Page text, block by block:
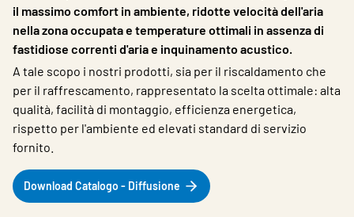
Strumenti
Contatti
Media
Lavora con noi
Choose languge
Italy
il massimo comfort in ambiente, ridotte velocità dell'aria
nella zona occupata e temperature ottimali in assenza di
fastidiose correnti d'aria e inquinamento acustico.
A tale scopo i nostri prodotti, sia per il riscaldamento che
per il raffrescamento, rappresentato la scelta ottimale: alta
qualità, facilità di montaggio, efficienza energetica,
rispetto per l'ambiente ed elevati standard di servizio
fornito.
Download Catalogo - Diffusione